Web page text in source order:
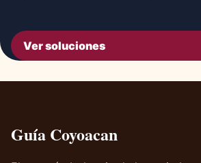
Ver soluciones
Guía Coyoacan